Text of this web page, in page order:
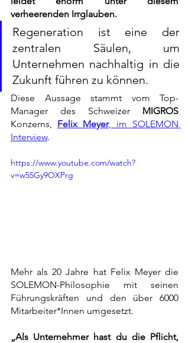
verheerenden Irrglauben.
Regeneration ist eine der
zentralen Säulen, um
Unternehmen nachhaltig in die
Zukunft führen zu können.
Diese Aussage stammt vom Top-
Manager des Schweizer MIGROS
Konzerns, Felix Meyer, im SOLEMON
Interview.
https://www.youtube.com/watch?
v=w55Gy9OXPrg
Mehr als 20 Jahre hat Felix Meyer die
SOLEMON-Philosophie mit seinen
Führungskräften und den über 6000
Mitarbeiter*Innen umgesetzt.
„Als Unternehmer hast du die Pflicht,